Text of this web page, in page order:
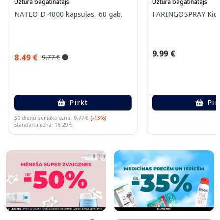
NATEO D 4000 kapsulas, 60 gab.
8.49 € 9.77 €
Pirkt
30 dienu zemākā cena: 9.77 € (-13%)
Standarta cena: 16.29 €
FARINGOSPRAY
9.99 €